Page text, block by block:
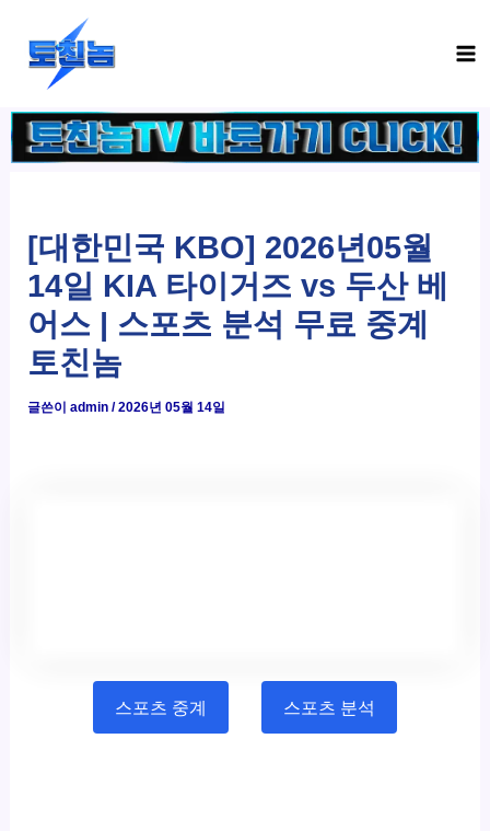
건
너
[대한민국 KBO] 2026년05월
14일 KIA 타이거즈 vs 두산 베
어스 | 스포츠 분석 무료 중계
토친놈
글쓴이admin/2026년 05월 14일
스포츠 중계 스포츠 분석